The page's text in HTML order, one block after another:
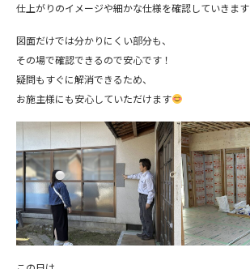
仕上がりのイメージや細かな仕様を確認していきます
図面だけでは分かりにくい部分も、
その場で確認できるので安心です！
疑問もすぐに解消できるため、
お施主様にも安心していただけます